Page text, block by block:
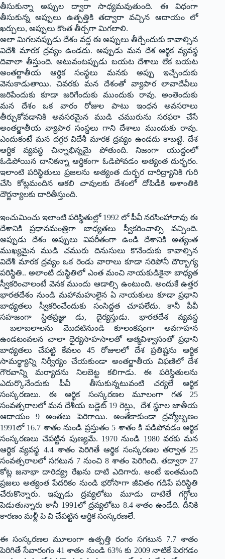
తీసుకున్నా అప్పుల ద్వారా సాధ్యమవుతుంది. ఈ విధంగా
తీసుకున్న అప్పులు ఉత్పత్తికి తద్వారా వచ్చిన ఆదాయం లో
ఖర్చులు, అప్పులు కొంత తీర్చగా మిగలాలి.
అలా మిగలనప్పుడు దేశం వద్ద ఈ అప్పులు తీర్చేందుకు కావాల్సిన
విదేశీ మారక ద్రవ్యం ఉండదు. అప్పుడు మన దేశ ఆర్థిక వ్యవస్థ
దివాలా తీస్తుంది. అటువంట‌ప్పుడు బయట దేశాలు లేక బయట
అంతర్జాతీయ ఆర్థిక సంస్థలు మనకు అప్పు ఇచ్చేందుకు
వెనుకాడుతాయి. చివరకు మన దేశంతో వ్యాపార లావాదేవీలు
జరిపేందుకు కూడా జరిగేందుకు ముందుకు రావు. అంతెందుకు
మన దేశం ఒక వారం రోజుల పాటు ఇంధ‌న అవ‌స‌రాలు
తీర్చుకోవ‌డానికి అవ‌స‌ర‌మైన‌ ముడి చమురును సరఫరా చేసే
అంతర్జాతీయ వ్యాపార సంస్థలు గాని దేశాలు ముందుకు రావు.
ఎందుకంటే మన దగ్గర విదేశీ మారక ద్రవ్యం ఉండదు కాబట్టి. దేశ
ఆర్థిక వ్యవస్థ చిన్నాభిన్నమై పోతుంది. నిజంగా యుద్ధంలో
ఓడిపోయిన దానికన్నా ఆర్థికంగా ఓడిపోవడం అత్యంత దుర్భరం.
ఇలాంటి పరిస్థితులు ప్రజలను అత్యంత దుర్భర దారిద్ర్యానికి గురి
చేసి కోట్లమందిన ఆకలి చావులకు దేశంలో దోపిడీకి అశాంతికి
దౌర్జన్యాలకు దారితీస్తుంది.
ఇంచుమించు ఇలాంటి పరిస్థితుల్లో 1992 లో పీవీ నరసింహారావు ఈ
దేశానికి ప్రధానమంత్రిగా బాధ్యతలు స్వీకరించాల్సి వచ్చింది.
అప్పుడు దేశం అప్పులు విపరీతంగా ఉండి దేశానికి అత్యంత
ముఖ్యమైన ముడి చమురు దినుసులు కొనేందుకు కావాల్సిన
విదేశీ మారక ద్రవ్యం ఒక రెండు వారాలు కూడా సరిపోనీ దౌర్భాగ్య
పరిస్థితి.. అలాంటి దుస్థితిలో ఎంత మంచి నాయకుడికైనా బాధ్యత
స్వీకరించాలంటే వెనక ముందు ఆడాల్సి ఉంటుంది. అందుకే ఉత్తర
భారతదేశం నుండి మహామహులైన ఏ నాయకులు కూడా ప్రధాని
బాధ్యతలు స్వీకరించేందుకు సంసిద్ధత చూపలేదు. కానీ పీవీ
సహజంగా స్థితప్రజ్ఞు డు, దైర్యస్తుడు. భారతదేశ వ్యవస్థ
బ‌లాబ‌లాల‌ను మొదటినుండి కూలంకషంగా అవగాహన
ఉండటంవలన చాలా ధైర్యసాహసాలతో ఆత్మవిశ్వాసంతో ప్రధాని
బాధ్యతలు చేపట్టి కేవలం 45 రోజులలో దేశ ప్రతిష్టను ఆర్థిక
సామర్థ్యాన్ని నిర్వీర్యం చేయకుండా అంతర్జాతీయ విఫణిలో దేశ
గౌరవాన్ని మర్యాదను నిలబెట్ట కలిగాడు. ఈ పరిస్థితులను
ఎదుర్కొనేందుకు పీవీ తీసుకున్నటువంటి చర్యలే ఆర్థిక
సంస్కరణలు. ఈ ఆర్థిక సంస్కరణల మూలంగా గత 25
సంవత్సరాలలో మన దేశీయ బడ్జెట్ 19 రెట్లు, దేశ స్థూల జాతీయ
ఆదాయం 9 అంతలు పెరిగాయి. అంతేకాకుండా ద్రవ్యోల్బణం
1991లో 16.7 శాతం నుండి ప్రస్తుతం 5 శాతం కి పడిపోవడం ఆర్థిక
సంస్కరణలు చేపట్టిన పుణ్యమే. 1970 నుండి 1980 వరకు మన
ఆర్థిక వ్యవస్థ 4.4 శాతం పెరిగితే ఆర్థిక సంస్కరణల తర్వాత 25
సంవత్సరాలలో సగటున 7 నుంచి 8 శాతం పెరిగింది. తద్వారా 27
కోట్ల జనాభా దారిద్య్ర రేఖను దాటి ఎదిగారు. అంటే ఇంతమంది
ప్రజలు అత్యంత పేదరికం నుండి భరోసాగా జీవితం గడిపే పరిస్థితి
చేరుకొన్నారు. ఇప్పుడు ద్రవ్యలోటు మూడు దాటితే గగ్గోలు
పెడుతున్నారు కానీ 1991లో ద్రవ్యలోటు 8.4 శాతం ఉండేది. దీనికి
కారణం మళ్లీ పి వి చేపట్టిన ఆర్థిక సంస్కరణలే.
ఈ సంస్కరణల మూలంగా ఉత్పత్తి రంగం సగటున 7.7 శాతం
పెరిగితే సేవారంగం 41 శాతం నుండి 63% కు 2009 నాటికే పెరగడం